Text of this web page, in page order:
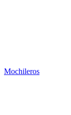
Mochileros